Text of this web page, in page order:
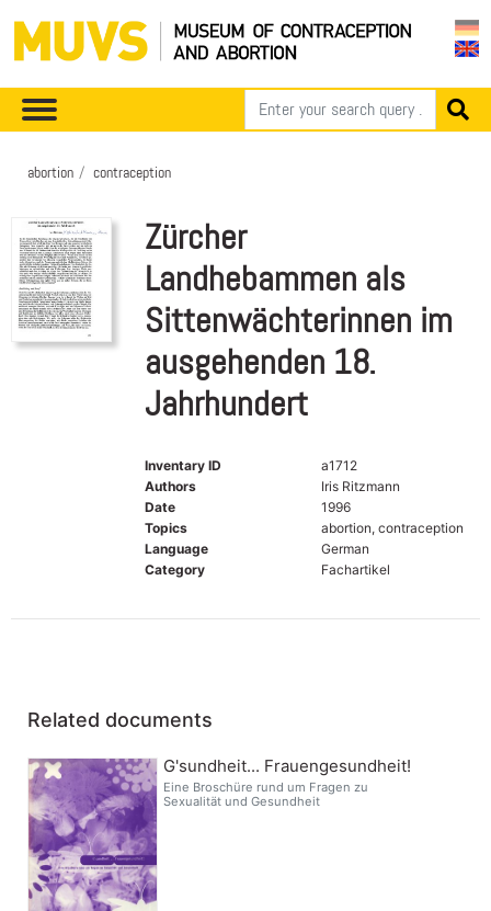
abortion contraception
Zürcher
Landhebammen als
Sittenwächterinnen im
ausgehenden 18.
Jahrhundert
Inventary ID
a1712
Authors
Iris Ritzmann
Date
1996
Topics
abortion, contraception
Language
German
Category
Fachartikel
Related documents
G'sundheit... Frauengesundheit!
Eine Broschüre rund um Fragen zu
Sexualität und Gesundheit